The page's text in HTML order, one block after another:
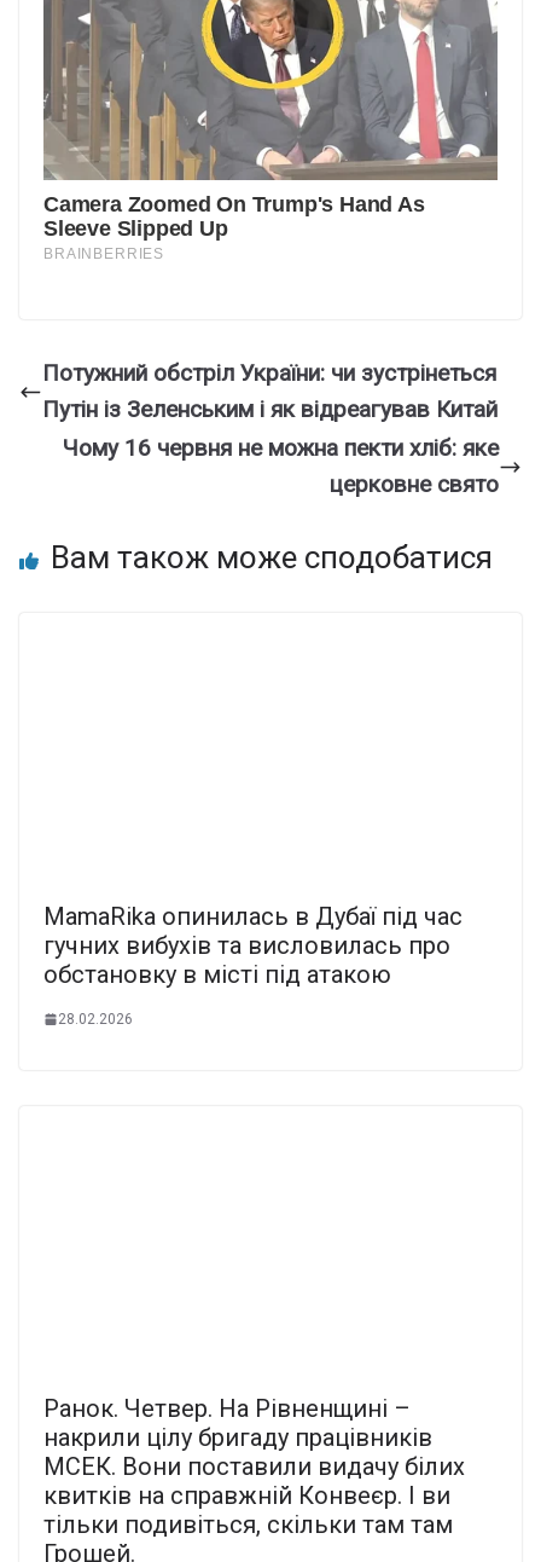
Потужний обстріл України: чи зустрінеться
Путін із Зеленським і як відреагував Китай
Чому 16 червня не можна пекти хліб: яке
церковне свято
Вам також може сподобатися
MamaRika опинилась в Дубаї під час
гучних вибухів та висловилась про
обстановку в місті під атакою
28.02.2026
Ранок. Четвер. На Рівненщині –
накрили цілу бригаду працівників
МСЕК. Вони поставили видачу білих
квитків на справжній Конвеєр. І ви
тільки подивіться, скільки там там
Грошей.